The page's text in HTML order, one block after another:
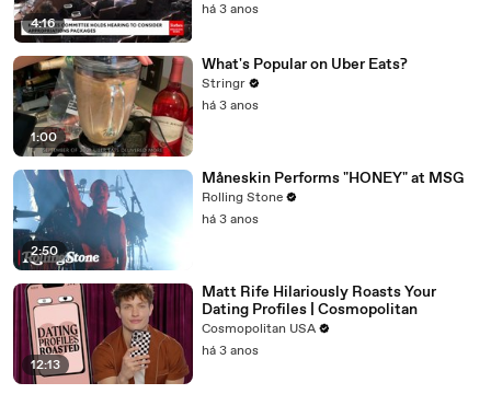
4:16
há 3 anos
1:00
What's Popular on Uber Eats?
Stringr
há 3 anos
2:50
Måneskin Performs "HONEY" at MSG
Rolling Stone
há 3 anos
12:13
Matt Rife Hilariously Roasts Your
Dating Profiles | Cosmopolitan
Cosmopolitan USA
há 3 anos